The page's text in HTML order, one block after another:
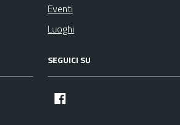
Eventi
Luoghi
SEGUICI SU